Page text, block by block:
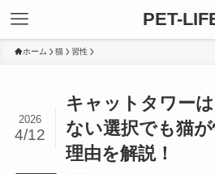
PET-
ホーム 猫 習性
キャットタワー
ない選択でも猫
理由を解説！
2026
4/12